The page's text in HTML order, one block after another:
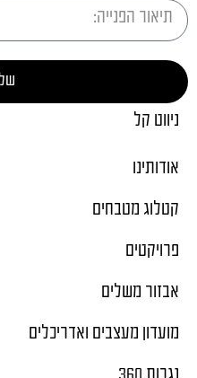
ניווט קל
אודותינו
קטלוג מטבחים
פרויקטים
אבזור משלים
מועדון מעצבים ואדריכלים